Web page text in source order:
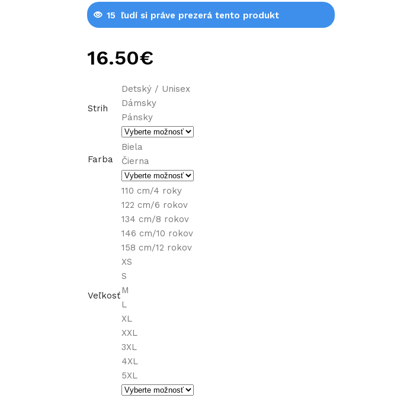
15 ľudí si práve prezerá tento produkt
€
Strih
Detský / Unisex
Dámsky
Pánsky
Farba
Biela
Čierna
Veľkosť
110 cm/4 roky
122 cm/6 rokov
134 cm/8 rokov
146 cm/10 rokov
158 cm/12 rokov
XS
S
M
L
XL
XXL
3XL
4XL
5XL